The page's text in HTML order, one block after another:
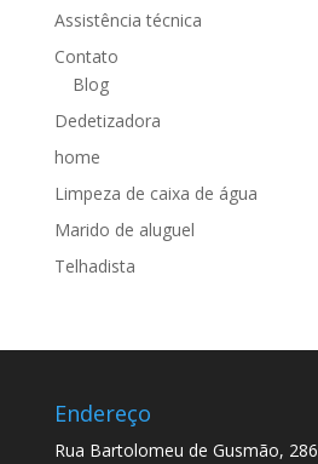
Assistência técnica
Contato
Blog
Dedetizadora
home
Limpeza de caixa de água
Marido de aluguel
Telhadista
Endereço
Rua Bartolomeu de Gusmão, 286